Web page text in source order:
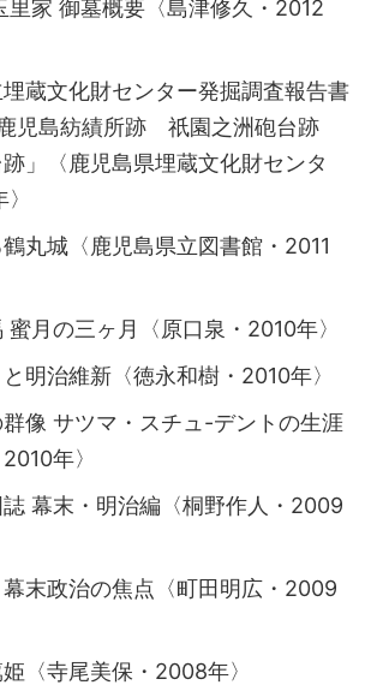
里家 御墓概要〈島津修久・2012
蔵文化財センター発掘調査報告書
鹿児島紡績所跡 祇園之洲砲台跡
」〈鹿児島県埋蔵文化財センタ
丸城〈鹿児島県立図書館・2011
蜜月の三ヶ月〈原口泉・2010年〉
明治維新〈徳永和樹・2010年〉
像 サツマ・スチュ-デントの生涯
年〉
幕末・明治編〈桐野作人・2009
末政治の焦点〈町田明広・2009
〈寺尾美保・2008年〉